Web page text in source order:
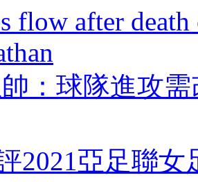
flow after
：球隊進
2021亞足聯女